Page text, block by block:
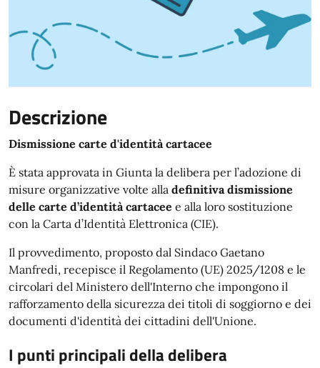
Descrizione
Dismissione carte d'identità cartacee
È stata approvata in Giunta la delibera per l’adozione di
misure organizzative volte alla definitiva dismissione
delle carte d’identità cartacee e alla loro sostituzione
con la Carta d’Identità Elettronica (CIE).
Il provvedimento, proposto dal Sindaco Gaetano
Manfredi, recepisce il Regolamento (UE) 2025/1208 e le
circolari del Ministero dell'Interno che impongono il
rafforzamento della sicurezza dei titoli di soggiorno e dei
documenti d'identità dei cittadini dell'Unione.
I punti principali della delibera